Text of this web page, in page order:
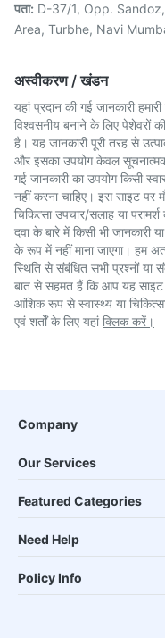
पता: D-37/1, Opp.
Area, Turbhe, Navi
अस्वीकरण / खंडन
यहां प्रदान की गई जानकारी
विश्वसनीय बनाने के लिए पेशेवरों की
है। यह जानकारी पूरी तरह से
और इसका उपयोग केवल सूचनात्मक
गई जानकारी का उपयोग किसी
नहीं करना चाहिए। इस साइट पर
चिकित्सा उपचार/सलाह या
दवा के बारे में किसी भी जानकारी
के रूप में नहीं माना जाएगा। हम
स्थिति से संबंधित सभी प्रश्नों
बात से सहमत हैं कि आप यह साइट
आंशिक रूप से स्वास्थ्य या
एवं शर्तों के लिए यहांक्लिक करें।
Company
Our Services
Featured Categories
Need Help
Policy Info